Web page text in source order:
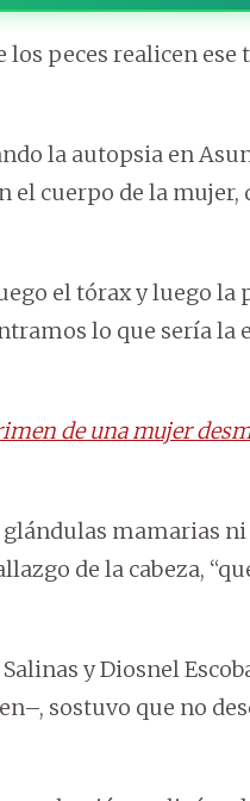
peces realicen ese
la autopsia en
el cuerpo de la mujer,
el tórax y luego la
lo que sería la
de una mujer
mamarias
de la cabeza,
y Diosnel
sostuvo que no